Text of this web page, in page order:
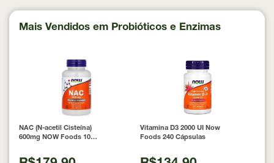
Mais Vendidos em Probióticos e Enzimas
NAC (N-acetil Cisteína)
600mg NOW Foods 100
Vitamina D3 2000 UI Now
Foods 240 Cápsulas